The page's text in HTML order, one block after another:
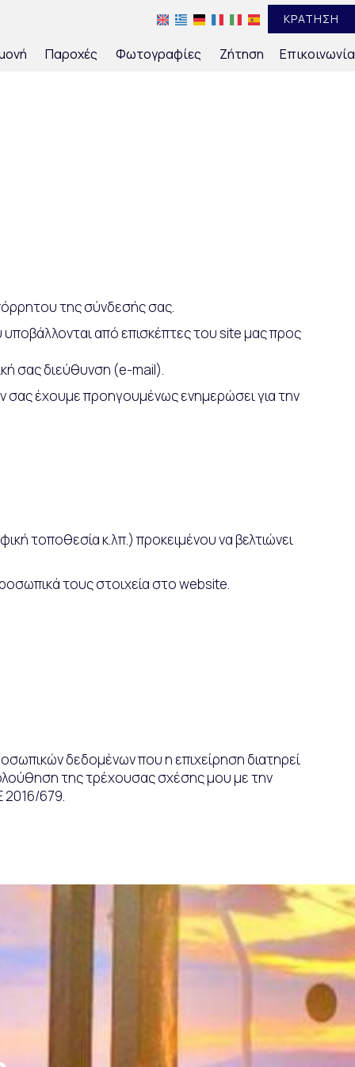
ΚΡΆΤΗΣΗ
Παροχές Φωτογραφίες Ζήτηση Επικοινωνία
της σύνδεσής σας.
από επισκέπτες του site μας προς
σας διεύθυνση (e-mail).
σας έχουμε προηγουμένως ενημερώσει για την
τοποθεσία κ.λπ.) προκειμένου να βελτιώνει
τους στοιχεία στο website.
δεδομένων που η επιχείρηση διατηρεί
της τρέχουσας σχέσης μου με την
2016/679.